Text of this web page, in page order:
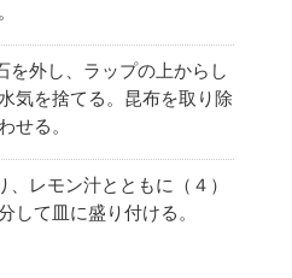
を外し、ラップの上からし
気を捨てる。昆布を取り除
せる。
レモン汁とともに（４）
して皿に盛り付ける。